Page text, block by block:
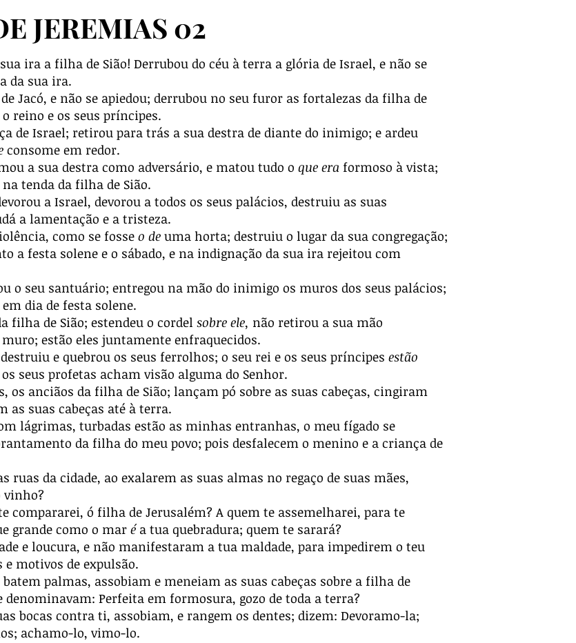
JEREMIAS 02
ira a filha de Sião! Derrubou do céu à terra a glória de Israel, e não se
da sua ira.
Jacó, e não se apiedou; derrubou no seu furor as fortalezas da filha de
reino e os seus príncipes.
de Israel; retirou para trás a sua destra de diante do inimigo; e ardeu
consome em redor.
a sua destra como adversário, e matou tudo o que era formoso à vista;
tenda da filha de Sião.
a Israel, devorou a todos os seus palácios, destruiu as suas
a lamentação e a tristeza.
como se fosse o de uma horta; destruiu o lugar da sua congregação;
a festa solene e o sábado, e na indignação da sua ira rejeitou com
o seu santuário; entregou na mão do inimigo os muros dos seus palácios;
dia de festa solene.
filha de Sião; estendeu o cordel sobre ele, não retirou a sua mão
estão eles juntamente enfraquecidos.
e quebrou os seus ferrolhos; o seu rei e os seus príncipes estão
seus profetas acham visão alguma do Senhor.
os anciãos da filha de Sião; lançam pó sobre as suas cabeças, cingiram
as suas cabeças até à terra.
lágrimas, turbadas estão as minhas entranhas, o meu fígado se
da filha do meu povo; pois desfalecem o menino e a criança de
ruas da cidade, ao exalarem as suas almas no regaço de suas mães,
vinho?
compararei, ó filha de Jerusalém? A quem te assemelharei, para te
grande como o mar éa tua quebradura; quem te sarará?
e loucura, e não manifestaram a tua maldade, para impedirem o teu
motivos de expulsão.
palmas, assobiam e meneiam as suas cabeças sobre a filha de
denominavam: Perfeita em formosura, gozo de toda a terra?
bocas contra ti, assobiam, e rangem os dentes; dizem: Devoramo-la;
achamo-lo, vimo-lo.